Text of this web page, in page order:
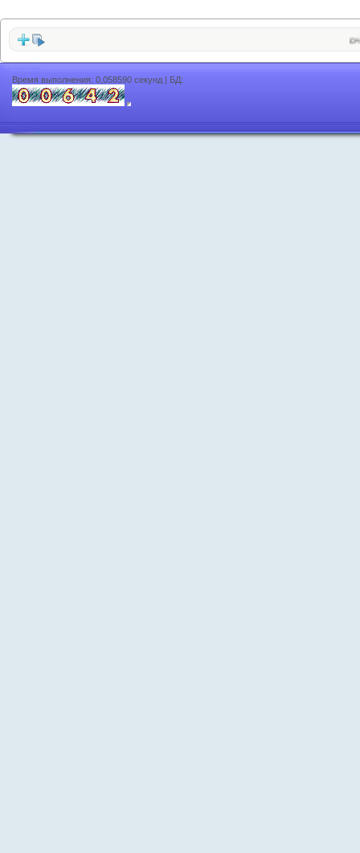
Время выполнения: 0,058590 секунд | БД: